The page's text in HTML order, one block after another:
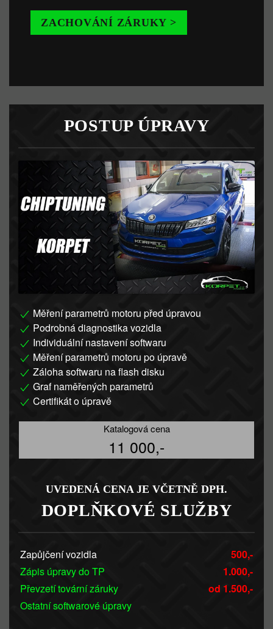
ZACHOVÁNÍ ZÁRUKY >
POSTUP ÚPRAVY
Měření parametrů motoru před úpravou
Podrobná diagnostika vozidla
Individuální nastavení softwaru
Měření parametrů motoru po úpravě
Záloha softwaru na flash disku
Graf naměřených parametrů
Certifikát o úpravě
Katalogová cena
11 000,-
UVEDENÁ CENA JE VČETNĚ DPH.
DOPLŇKOVÉ SLUŽBY
Zapůjčení vozidla
500,-
Zápis úpravy do TP
1.000,-
Převzetí tovární záruky
od 1.500,-
Ostatní softwarové úpravy